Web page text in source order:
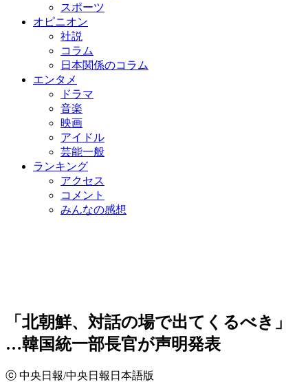
スポーツ
オピニオン
社説
コラム
日本関係のコラム
エンタメ
ドラマ
音楽
映画
アイドル
芸能一般
ランキング
アクセス
コメント
みんなの感想
「北朝鮮、対話の場で出てくるべき」
…韓国統一部長官が声明発表
ⓒ 中央日報/中央日報日本語版